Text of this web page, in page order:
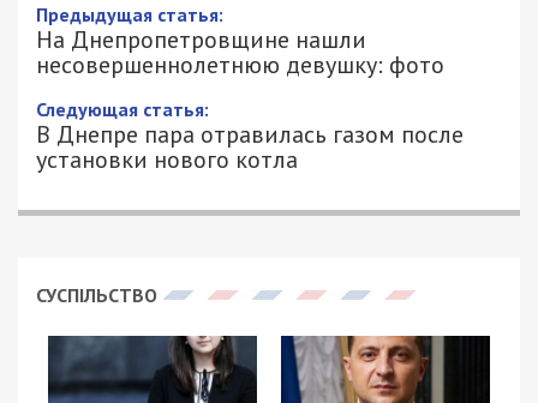
Предыдущая статья:
На Днепропетровщине нашли
несовершеннолетнюю девушку: фото
Следующая статья:
В Днепре пара отравилась газом после
установки нового котла
СУСПІЛЬСТВО